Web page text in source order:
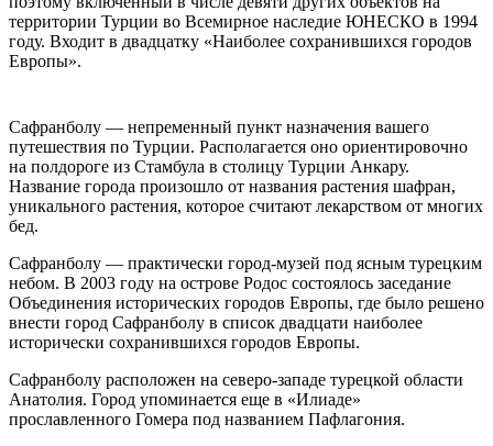
территории Турции во Всемирное наследие ЮНЕСКО в 1994
году. Входит в двадцатку «Наиболее сохранившихся городов
Европы».
Сафранболу — непременный пункт назначения вашего
путешествия по Турции. Располагается оно ориентировочно
на полдороге из Стамбула в столицу Турции Анкару.
Название города произошло от названия растения шафран,
уникального растения, которое считают лекарством от многих
бед.
Сафранболу — практически город-музей под ясным турецким
небом. В 2003 году на острове Родос состоялось заседание
Объединения исторических городов Европы, где было решено
внести город Сафранболу в список двадцати наиболее
исторически сохранившихся городов Европы.
Сафранболу расположен на северо-западе турецкой области
Анатолия. Город упоминается еще в «Илиаде»
прославленного Гомера под названием Пафлагония.